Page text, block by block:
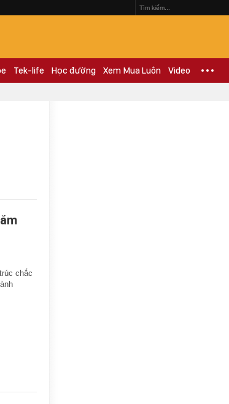
Tek-life Học đường Xem Mua Luôn Video
chắc